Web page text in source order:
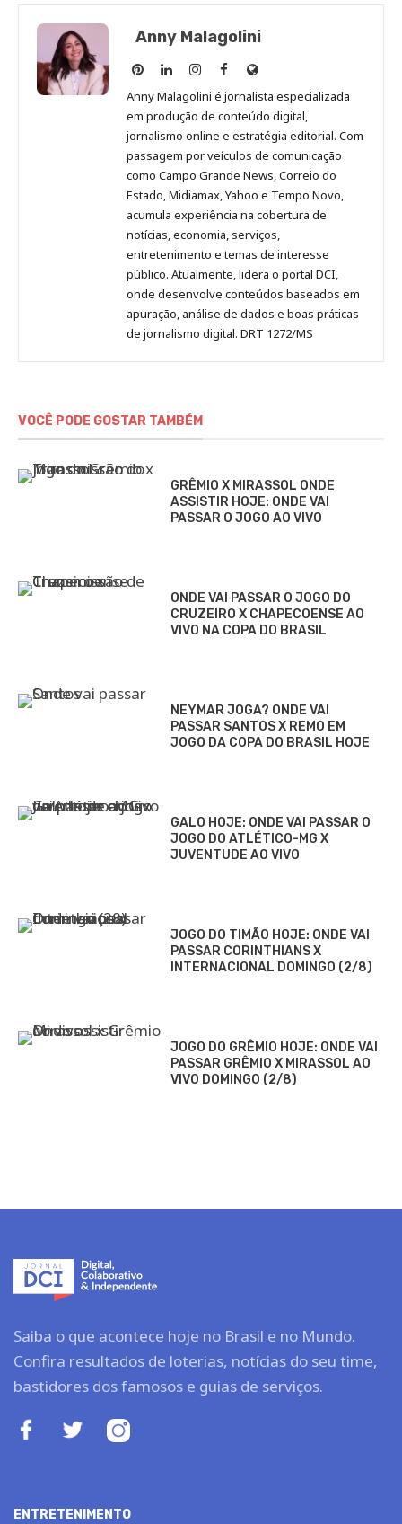
Anny Malagolini
Anny
Malagolini
no
Pinterest
Anny
Malagolini
no
LinkedIn
Anny
Malagolini
no
Instagram
Anny
Malagolini
no
Facebook
Site
de
Anny
Malagolini
Anny Malagolini é jornalista especializada
em produção de conteúdo digital,
jornalismo online e estratégia editorial. Com
passagem por veículos de comunicação
como Campo Grande News, Correio do
Estado, Midiamax, Yahoo e Tempo Novo,
acumula experiência na cobertura de
notícias, economia, serviços,
entretenimento e temas de interesse
público. Atualmente, lidera o portal DCI,
onde desenvolve conteúdos baseados em
apuração, análise de dados e boas práticas
de jornalismo digital. DRT 1272/MS
VOCÊ PODE GOSTAR TAMBÉM
GRÊMIO X MIRASSOL ONDE
ASSISTIR HOJE: ONDE VAI
PASSAR O JOGO AO VIVO
ONDE VAI PASSAR O JOGO DO
CRUZEIRO X CHAPECOENSE AO
VIVO NA COPA DO BRASIL
NEYMAR JOGA? ONDE VAI
PASSAR SANTOS X REMO EM
JOGO DA COPA DO BRASIL HOJE
GALO HOJE: ONDE VAI PASSAR O
JOGO DO ATLÉTICO-MG X
JUVENTUDE AO VIVO
JOGO DO TIMÃO HOJE: ONDE VAI
PASSAR CORINTHIANS X
INTERNACIONAL DOMINGO (2/8)
JOGO DO GRÊMIO HOJE: ONDE VAI
PASSAR GRÊMIO X MIRASSOL AO
VIVO DOMINGO (2/8)
Saiba o que acontece hoje no Brasil e no Mundo.
Confira resultados de loterias, notícias do seu time,
bastidores dos famosos e guias de serviços.
ENTRETENIMENTO